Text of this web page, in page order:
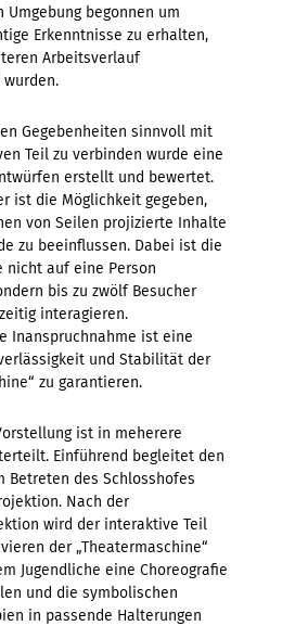
Umgebung begonnen um
Erkenntnisse zu erhalten,
Arbeitsverlauf
Gegebenheiten sinnvoll mit
Teil zu verbinden wurde eine
erstellt und bewertet.
ist die Möglichkeit gegeben,
von Seilen projizierte Inhalte
zu beeinflussen. Dabei ist die
nicht auf eine Person
bis zu zwölf Besucher
interagieren.
Inanspruchnahme ist eine
und Stabilität der
zu garantieren.
ist in meherere
Einführend begleitet den
Betreten des Schlosshofes
Nach der
wird der interaktive Teil
der „Theatermaschine“
Jugendliche eine Choreografie
und die symbolischen
in passende Halterungen